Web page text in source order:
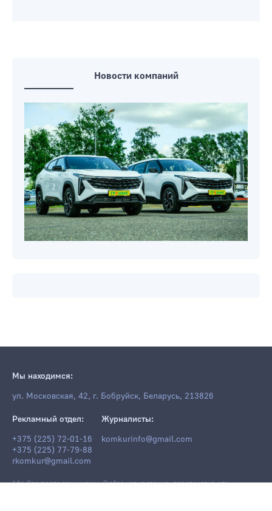
Новости компаний
Мы находимся:
ул. Московская, 42, г. Бобруйск, Беларусь, 213826
Рекламный отдел:
+375 (225) 72-01-16
+375 (225) 77-79-88
rkomkur@gmail.com
Журналисты:
komkurinfo@gmail.com
18+ Все права защищены. Любое копирование, перепечатка или